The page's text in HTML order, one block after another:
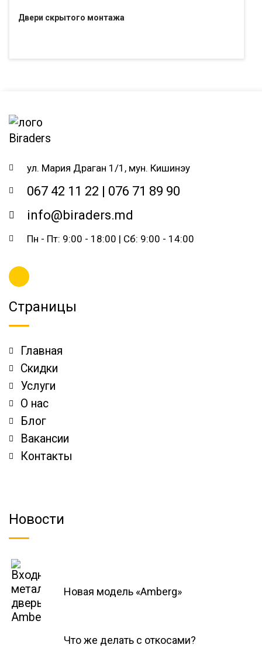
Двери скрытого монтажа
ул. Мария Драган 1/1, мун. Кишинэу
067 42 11 22 | 076 71 89 90
info@biraders.md
Пн - Пт: 9:00 - 18:00 | Сб: 9:00 - 14:00
Страницы
Главная
Скидки
Услуги
О нас
Блог
Вакансии
Контакты
Новости
Новая модель «Amberg»
Что же делать с откосами?